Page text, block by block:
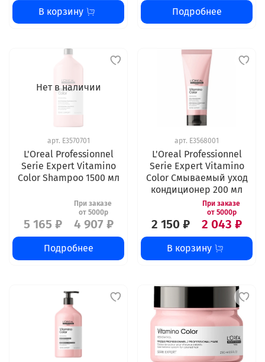
В корзину Подробнее
Нет в наличии
арт. E3570701
L'Oreal Professionnel
Serie Expert Vitamino
Color Shampoo 1500 мл
5 165 ₽ 4 907 ₽
Подробнее
арт. E3568001
L'Oreal Professionnel
Serie Expert Vitamino
Color Смываемый уход
кондиционер 200 мл
2 150 ₽ 2 043 ₽
В корзину